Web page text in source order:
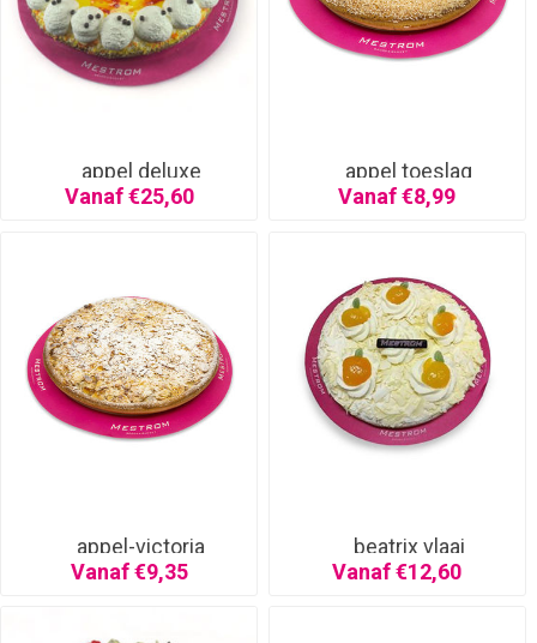
appel deluxe
Vanaf €25,60
appel toeslag
Vanaf €8,99
appel-victoria
Vanaf €9,35
beatrix vlaai
Vanaf €12,60